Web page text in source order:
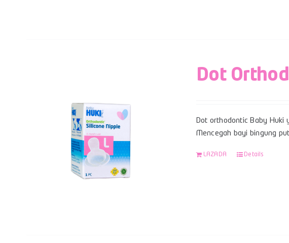
Dot
Dot orthodontic Baby Huki
Mencegah bayi bingung
LAZADA Details